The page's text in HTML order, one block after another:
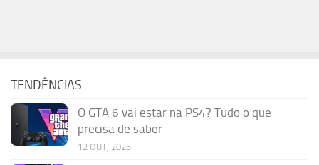
TENDÊNCIAS
O GTA 6 vai estar na PS4? Tudo o que
precisa de saber
12 OUT, 2025